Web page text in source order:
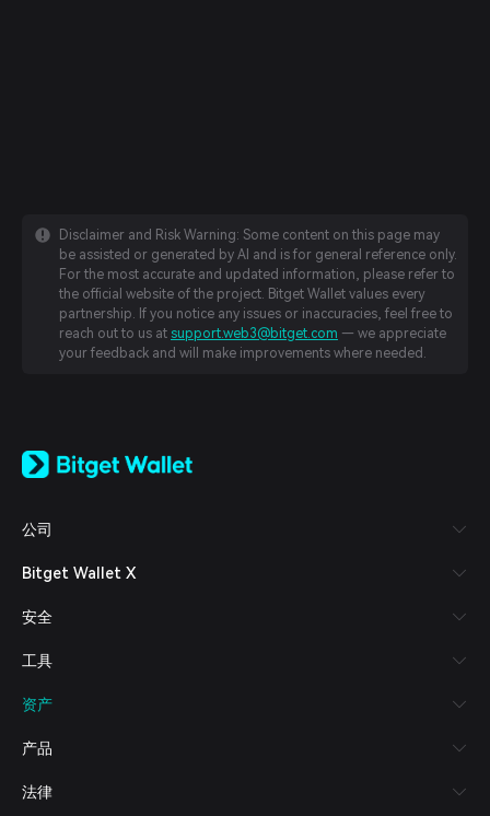
Disclaimer and Risk Warning: Some content on this page may
be assisted or generated by AI and is for general reference only.
For the most accurate and updated information, please refer to
the official website of the project. Bitget Wallet values every
partnership. If you notice any issues or inaccuracies, feel free to
reach out to us at support.web3@bitget.com — we appreciate
your feedback and will make improvements where needed.
日本語
Español (Latinoamérica)
Italiano
Deutsch
繁體中文
Bahasa Indonesia
ภาษาไทย
العربية
हिन्दी
公司
Bitget Wallet X
安全
工具
资产
产品
法律